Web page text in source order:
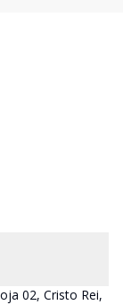
02, Cristo Rei,